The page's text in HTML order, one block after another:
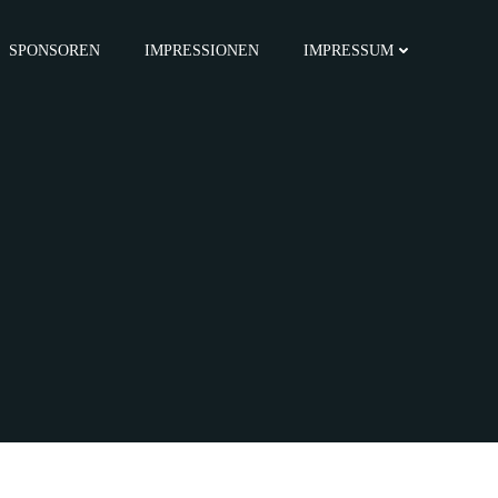
SPONSOREN IMPRESSIONEN IMPRESSUM